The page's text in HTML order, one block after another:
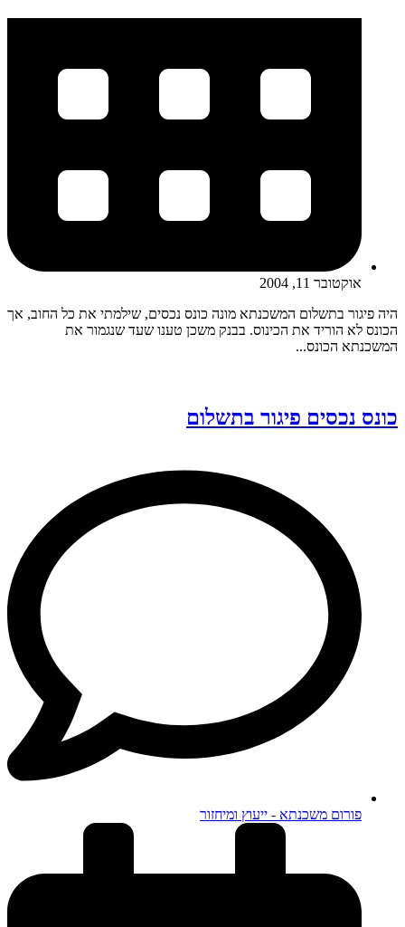
אוקטובר 11, 2004
היה פיגור בתשלום המשכנתא מונה כונס נכסים, שילמתי את כל החוב, אך
הכונס לא הוריד את הכינוס. בבנק משכן טענו שעד שנגמור את
המשכנתא הכונס...
כונס נכסים פיגור בתשלום
פורום משכנתא - ייעוץ ומיחזור